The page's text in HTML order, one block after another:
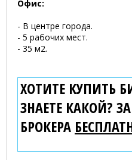
Офис:
- В центре города.
- 5 рабочих мест.
- 35 м2.
ХОТИТЕ КУПИТЬ
ЗНАЕТЕ КАКОЙ?
БРОКЕРА